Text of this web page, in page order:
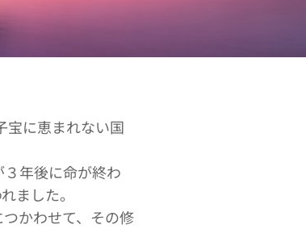
宝に恵まれない国
年後に命が終わ
ました。
かわせて、その修